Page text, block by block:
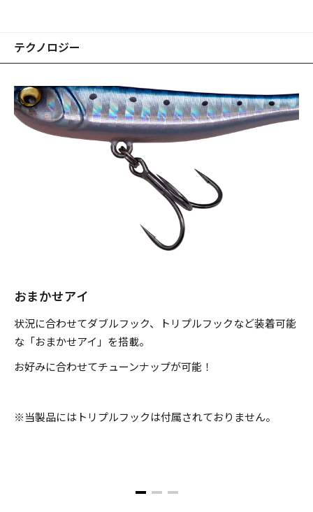
あらゆる魚種に効果的なティンセル付きアシストフックを標
準装備しており、また腹部に設けたおまかせアイにより、好
す。特にボトムからバイトしてくる魚には、おまかせアイへ
のフック装着が効果的。対象魚は、シーバス、ヒラメ、マゴ
チ、ブリ（イナダ、ワラサ）、サワラ、カンパチ、アジ、サ
バ、タチウオ、マダイ、クロダイ、根魚類と、多種多様なタ
ーゲット。マキッパを貴方のソルトウォーター釣行に常備す
れば、あらゆる釣り場で活躍してくれることでしょう。
シーバス、ヒラメ、マゴチ、サワラ、カンパチ、ブリ(イナ
ビレ、根魚類 etc...
せん。
テクノロジー
おまかせアイ
状況に合わせてダブルフック、トリプルフックなど装着可能
な「おまかせアイ」を搭載。
お好みに合わせてチューンナップが可能！
※当製品にはトリプルフックは付属されておりません。